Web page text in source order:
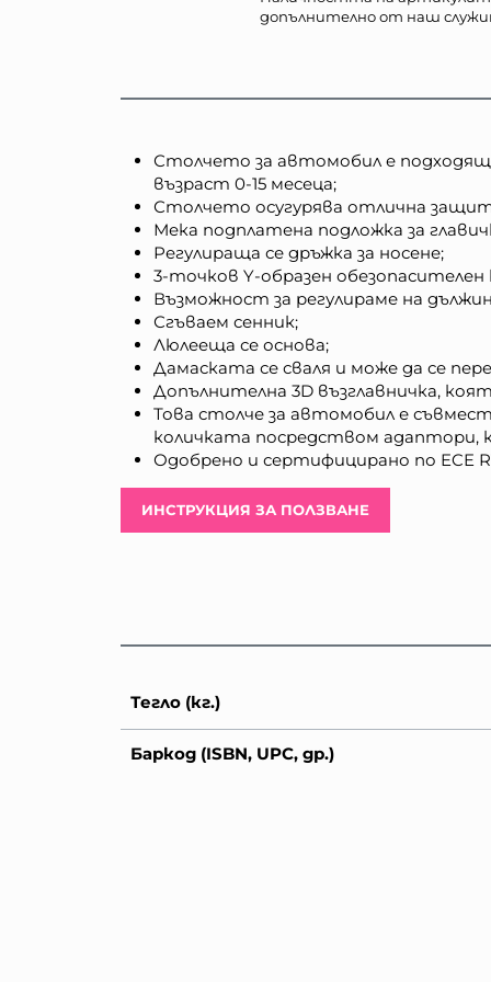
допълнително от наш
Столчето за автомобил е
възраст 0-15 месеца;
Столчето осугурява отлична
Мека подплатена подложка за
Регулираща се дръжка за носене;
3-точков Y-образен
Възможност за регулираме на
Сгъваем сенник;
Люлееща се основа;
Дамаската се сваля и може да се
Допълнителна 3D възглавничка,
Това столче за автомобил е
количката посредством адаптори,
Одобрено и сертифицирано по ECE
ИНСТРУКЦИЯ ЗА ПОЛЗВАНЕ
Тегло (кг.)
Баркод (ISBN, UPC, др.)